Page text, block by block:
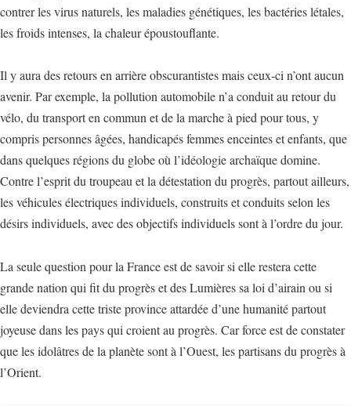
contrer les virus naturels, les maladies génétiques, les bactéries létales,
les froids intenses, la chaleur époustouflante.
Il y aura des retours en arrière obscurantistes mais ceux-ci n’ont aucun
avenir. Par exemple, la pollution automobile n’a conduit au retour du
vélo, du transport en commun et de la marche à pied pour tous, y
compris personnes âgées, handicapés femmes enceintes et enfants, que
dans quelques régions du globe où l’idéologie archaïque domine.
Contre l’esprit du troupeau et la détestation du progrès, partout ailleurs,
les véhicules électriques individuels, construits et conduits selon les
désirs individuels, avec des objectifs individuels sont à l’ordre du jour.
La seule question pour la France est de savoir si elle restera cette
grande nation qui fit du progrès et des Lumières sa loi d’airain ou si
elle deviendra cette triste province attardée d’une humanité partout
joyeuse dans les pays qui croient au progrès. Car force est de constater
que les idolâtres de la planète sont à l’Ouest, les partisans du progrès à
l’Orient.